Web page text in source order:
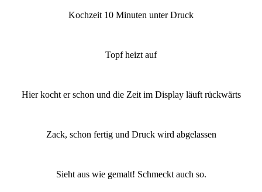
Kochzeit 10 Minuten unter Druck
Topf heizt auf
Hier kocht er schon und die Zeit im Display läuft rückwärts
Zack, schon fertig und Druck wird abgelassen
Sieht aus wie gemalt! Schmeckt auch so.